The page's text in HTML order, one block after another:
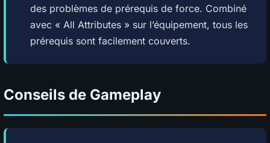
des problèmes de prérequis de force. Combiné
avec « All Attributes » sur l’équipement, tous les
prérequis sont facilement couverts.
Conseils de Gameplay